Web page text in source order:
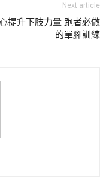
Next article
提升下肢力量 跑者必做
的單腳訓練